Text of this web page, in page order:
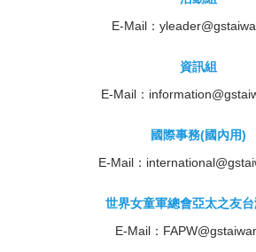
E-Mail：
資訊組
E-Mail：
國際事務(國內用)
E-Mail：
世界女童軍總會亞太之友
E-Mail：